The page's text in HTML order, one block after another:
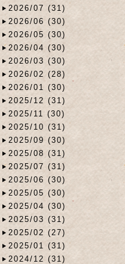
2026/07 (31)
2026/06 (30)
2026/05 (30)
2026/04 (30)
2026/03 (30)
2026/02 (28)
2026/01 (30)
2025/12 (31)
2025/11 (30)
2025/10 (31)
2025/09 (30)
2025/08 (31)
2025/07 (31)
2025/06 (30)
2025/05 (30)
2025/04 (30)
2025/03 (31)
2025/02 (27)
2025/01 (31)
2024/12 (31)